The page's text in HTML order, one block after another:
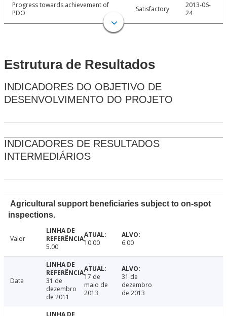
Progress towards achievement of
PDO
Satisfactory
2013-06-
24
Estrutura de Resultados
INDICADORES DO OBJETIVO DE
DESENVOLVIMENTO DO PROJETO
INDICADORES DE RESULTADOS
INTERMEDIÁRIOS
Agricultural support beneficiaries subject to on-spot
inspections.
Valor
5.00
10.00 6.00
Data
31 de
dezembro
de 2011
17 de
maio de
2013
31 de
dezembro
de 2013